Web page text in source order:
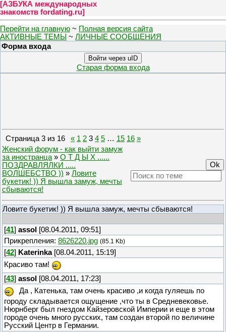
[АЗБУКА международных
знакомств fordating.ru]
Перейти на главную ~ Полная версия сайта
АКТИВНЫЕ ТЕМЫ ~ ЛИЧНЫЕ СООБЩЕНИЯ
Форма входа
Войти через uID
Старая форма входа
Страница3 из 16 « 1 2 3 4 5 … 15 16 »
Женский форум - как выйти замуж
за иностранца » О Т Д Ы Х ......
ПОЗДРАВЛЯЛКИ .....
ВОЛШЕБСТВО )) » Ловите
букетик! )) Я вышла замуж, мечты
сбываются!
Ловите букетик! )) Я вышла замуж, мечты сбываются!
[41] assol
[08.04.2011, 09:51]
Прикрепления: 8626220.jpg (85.1 Kb)
[42] Katerinka[08.04.2011, 15:19]
Красиво там!
[43] assol
[08.04.2011, 17:23]
Да , Катенька, там очень красиво ,и когда гуляешь по
городу складывается ощущение ,что ты в Средневековье.
Нюрнберг был гнездом Кайзеровской Империи и еще в этом
городе очень много русских, там создан второй по величине
Русский Центр в Германии.